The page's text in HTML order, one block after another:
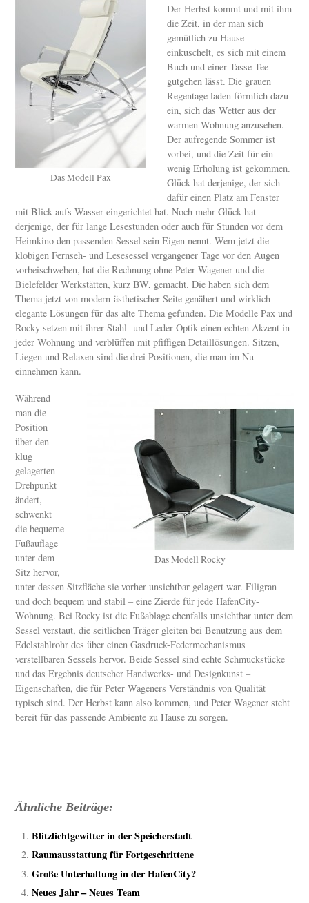
Das Modell Pax
Der Herbst kommt und mit ihm
die Zeit, in der man sich
gemütlich zu Hause
einkuschelt, es sich mit einem
Buch und einer Tasse Tee
gutgehen lässt. Die grauen
Regentage laden förmlich dazu
ein, sich das Wetter aus der
warmen Wohnung anzusehen.
Der aufregende Sommer ist
vorbei, und die Zeit für ein
wenig Erholung ist gekommen.
Glück hat derjenige, der sich
dafür einen Platz am Fenster
mit Blick aufs Wasser eingerichtet hat. Noch mehr Glück hat
derjenige, der für lange Lesestunden oder auch für Stunden vor dem
Heimkino den passenden Sessel sein Eigen nennt. Wem jetzt die
klobigen Fernseh- und Lesesessel vergangener Tage vor den Augen
vorbeischweben, hat die Rechnung ohne Peter Wagener und die
Bielefelder Werkstätten, kurz BW, gemacht. Die haben sich dem
Thema jetzt von modern-ästhetischer Seite genähert und wirklich
elegante Lösungen für das alte Thema gefunden. Die Modelle Pax und
Rocky setzen mit ihrer Stahl- und Leder-Optik einen echten Akzent in
jeder Wohnung und verblüffen mit pfiffigen Detaillösungen. Sitzen,
Liegen und Relaxen sind die drei Positionen, die man im Nu
einnehmen kann.
Das Modell Rocky
Während
man die
Position
über den
klug
gelagerten
Drehpunkt
ändert,
schwenkt
die bequeme
Fußauflage
unter dem
Sitz hervor,
unter dessen Sitzfläche sie vorher unsichtbar gelagert war. Filigran
und doch bequem und stabil – eine Zierde für jede HafenCity-
Wohnung. Bei Rocky ist die Fußablage ebenfalls unsichtbar unter dem
Sessel verstaut, die seitlichen Träger gleiten bei Benutzung aus dem
Edelstahlrohr des über einen Gasdruck-Federmechanismus
verstellbaren Sessels hervor. Beide Sessel sind echte Schmuckstücke
und das Ergebnis deutscher Handwerks- und Designkunst –
Eigenschaften, die für Peter Wageners Verständnis von Qualität
typisch sind. Der Herbst kann also kommen, und Peter Wagener steht
bereit für das passende Ambiente zu Hause zu sorgen.
Ähnliche Beiträge:
Blitzlichtgewitter in der Speicherstadt
Raumausstattung für Fortgeschrittene
Große Unterhaltung in der HafenCity?
Neues Jahr – Neues Team